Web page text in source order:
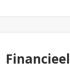
Financieel